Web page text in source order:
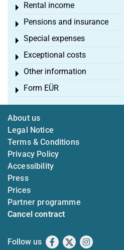
Rental income
Toggle menu
Pensions and insurance
Toggle menu
Special expenses
Toggle menu
Exceptional costs
Toggle menu
Other information
Toggle menu
Form EÜR
Toggle menu
About us
Legal Notice
Terms & Conditions
Privacy Policy
Accessibility
Press
Prices
Partner programme
Cancel contract
Follow us Facebook
X Instagram